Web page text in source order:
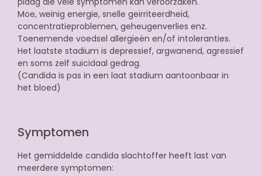
Moe, weinig energie, snelle geïrriteerdheid,
concentratieproblemen, geheugenverlies enz.
Toenemende voedsel allergieën en/of intoleranties.
Het laatste stadium is depressief, argwanend, agressief
en soms zelf suïcidaal gedrag.
(Candida is pas in een laat stadium aantoonbaar in
het bloed)
Symptomen
Het gemiddelde candida slachtoffer heeft last van
meerdere symptomen: